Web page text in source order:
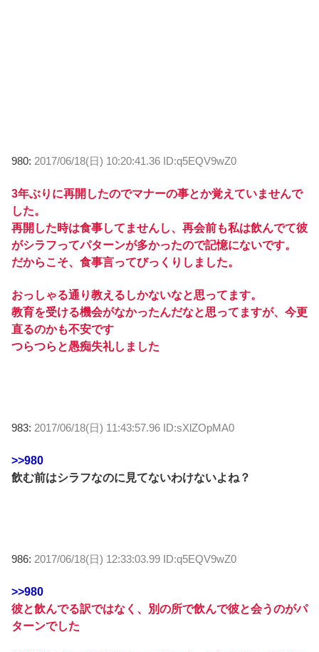
980: 2017/06/18(日) 10:20:41.36 ID:q5EQV9wZ0
3年ぶりに再開したのでマナーの事とか覚えていませんで
した。
再開した時は食事してませんし、再会前も私は飲んでて彼
がシラフってパターンが多かったので記憶にないです。
だからこそ、食事言ってびっくりしました。
おっしゃる通り教えるしかないなと思ってます。
教育を受ける機会がなかったんだなと思ってますが、今更
直るのかも不安です
つらつらと愚痴失礼しました
983: 2017/06/18(日) 11:43:57.96 ID:sXlZOpMA0
>>980
飲む前はシラフなのに見てないわけないよね？
986: 2017/06/18(日) 12:33:03.99 ID:q5EQV9wZ0
>>980
彼と飲んでる訳ではなく、別の所で飲んで彼と会うのがパ
ターンでした